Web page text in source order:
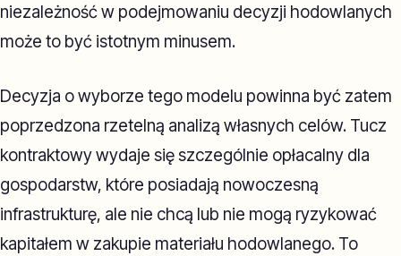
niezależność w podejmowaniu decyzji hodowlanych
może to być istotnym minusem.
Decyzja o wyborze tego modelu powinna być zatem
poprzedzona rzetelną analizą własnych celów. Tucz
kontraktowy wydaje się szczególnie opłacalny dla
gospodarstw, które posiadają nowoczesną
infrastrukturę, ale nie chcą lub nie mogą ryzykować
kapitałem w zakupie materiału hodowlanego. To